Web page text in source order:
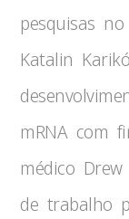
pesquisas
Katalin
mRNA com
médico
de trabalho